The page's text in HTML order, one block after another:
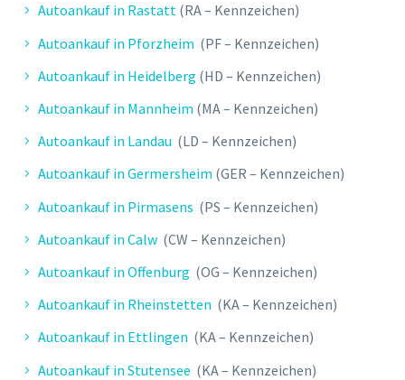
Autoankauf in Rastatt (RA – Kennzeichen)
Autoankauf in Pforzheim (PF – Kennzeichen)
Autoankauf in Heidelberg (HD – Kennzeichen)
Autoankauf in Mannheim (MA – Kennzeichen)
Autoankauf in Landau (LD – Kennzeichen)
Autoankauf in Germersheim (GER – Kennzeichen)
Autoankauf in Pirmasens (PS – Kennzeichen)
Autoankauf in Calw (CW – Kennzeichen)
Autoankauf in Offenburg (OG – Kennzeichen)
Autoankauf in Rheinstetten (KA – Kennzeichen)
Autoankauf in Ettlingen (KA – Kennzeichen)
Autoankauf in Stutensee (KA – Kennzeichen)